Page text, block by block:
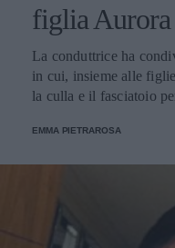
figlia
La conduttrice ha
in cui, insieme alle
la culla e il fasciatoio
EMMA PIETRAROSA